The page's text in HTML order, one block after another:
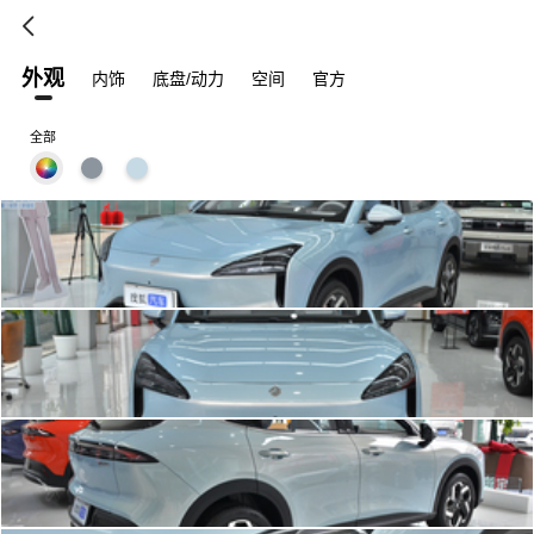
外观 内饰 底盘/动力 空间 官方
全部